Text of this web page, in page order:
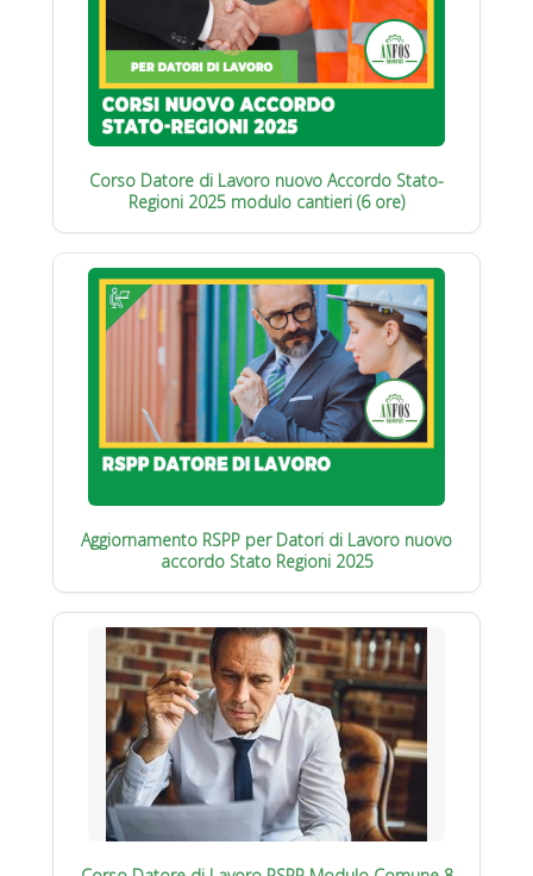
Corso Datore di Lavoro nuovo Accordo Stato-
Regioni 2025 modulo cantieri (6 ore)
Aggiornamento RSPP per Datori di Lavoro nuovo
accordo Stato Regioni 2025